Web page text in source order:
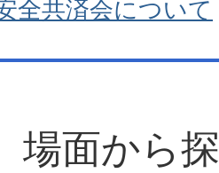
全共済会について
場面から